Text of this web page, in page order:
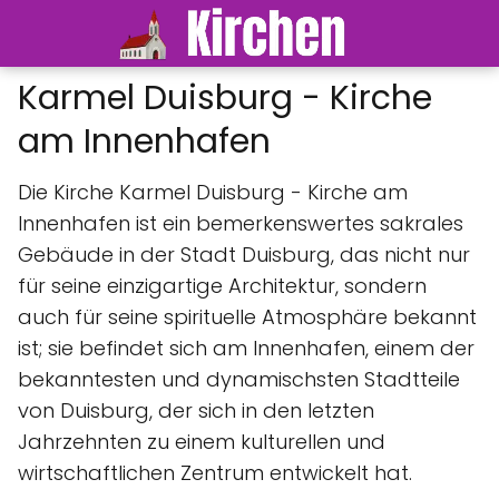
Karmel Duisburg - Kirche
am Innenhafen
Die Kirche Karmel Duisburg - Kirche am
Innenhafen ist ein bemerkenswertes sakrales
Gebäude in der Stadt Duisburg, das nicht nur
für seine einzigartige Architektur, sondern
auch für seine spirituelle Atmosphäre bekannt
ist; sie befindet sich am Innenhafen, einem der
bekanntesten und dynamischsten Stadtteile
von Duisburg, der sich in den letzten
Jahrzehnten zu einem kulturellen und
wirtschaftlichen Zentrum entwickelt hat.